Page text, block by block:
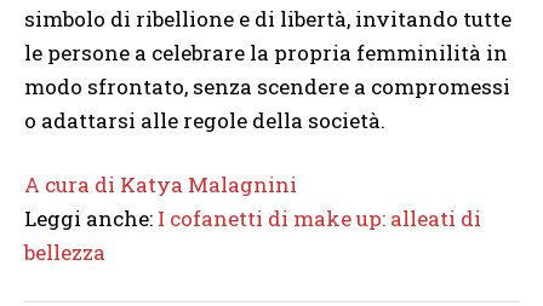
simbolo di ribellione e di libertà, invitando tutte
le persone a celebrare la propria femminilità in
modo sfrontato, senza scendere a compromessi
o adattarsi alle regole della società.
A cura di Katya Malagnini
Leggi anche: I cofanetti di make up: alleati di
bellezza